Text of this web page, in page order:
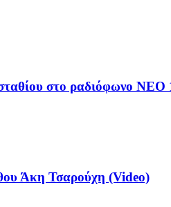
στο ραδιόφωνο NEO
Άκη Τσαρούχη (Video)